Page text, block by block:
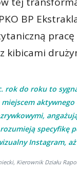
BP
kibicami
do roku to
aktywnego
specyfikę
Instagram,
Kierownik Działu